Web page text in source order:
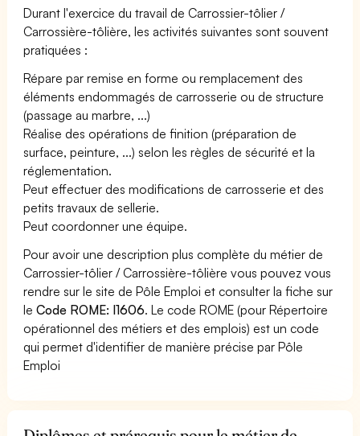
Durant l'exercice du travail de Carrossier-tôlier /
Carrossière-tôlière, les activités suivantes sont souvent
pratiquées :
Répare par remise en forme ou remplacement des
éléments endommagés de carrosserie ou de structure
(passage au marbre, ...)
Réalise des opérations de finition (préparation de
surface, peinture, ...) selon les règles de sécurité et la
réglementation.
Peut effectuer des modifications de carrosserie et des
petits travaux de sellerie.
Peut coordonner une équipe.
Pour avoir une description plus complète du métier de
Carrossier-tôlier / Carrossière-tôlière vous pouvez vous
rendre sur le site de Pôle Emploi et consulter la fiche sur
leCode ROME: I1606. Le code ROME (pour Répertoire
opérationnel des métiers et des emplois) est un code
qui permet d'identifier de manière précise par Pôle
Emploi